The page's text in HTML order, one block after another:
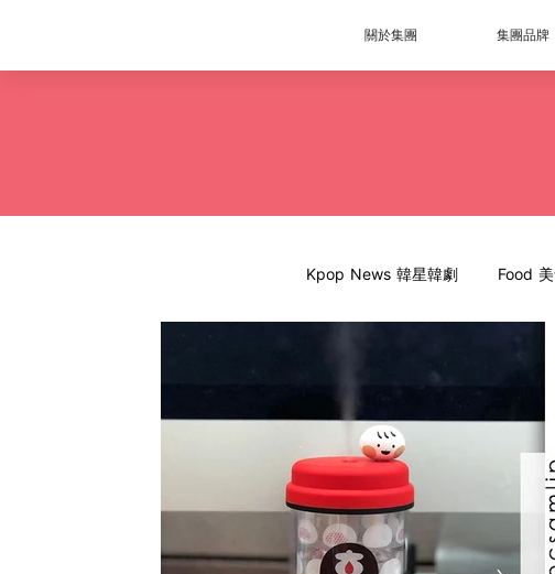
關於集團 集團品牌
Kpop News 韓星韓劇 Food